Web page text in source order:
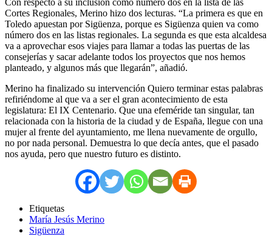
Cortes Regionales, Merino hizo dos lecturas. “La primera es que en
Toledo apuestan por Sigüenza, porque es Sigüenza quien va como
número dos en las listas regionales. La segunda es que esta alcaldesa
va a aprovechar esos viajes para llamar a todas las puertas de las
consejerías y sacar adelante todos los proyectos que nos hemos
planteado, y algunos más que llegarán”, añadió.
Merino ha finalizado su intervención Quiero terminar estas palabras
refiriéndome al que va a ser el gran acontecimiento de esta
legislatura: El IX Centenario. Que una efeméride tan singular, tan
relacionada con la historia de la ciudad y de España, llegue con una
mujer al frente del ayuntamiento, me llena nuevamente de orgullo,
no por nada personal. Demuestra lo que decía antes, que el pasado
nos ayuda, pero que nuestro futuro es distinto.
Etiquetas
María Jesús Merino
Sigüenza